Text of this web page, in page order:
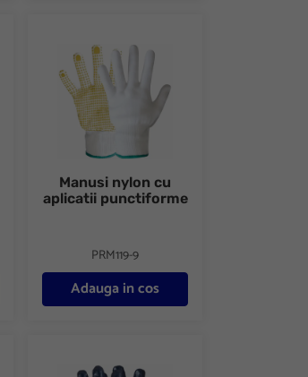
Manusi nylon cu
aplicatii punctiforme
PRM119-9
Adauga in cos